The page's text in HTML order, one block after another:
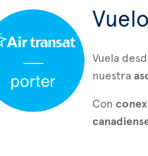
Vuela
nuestra
Con